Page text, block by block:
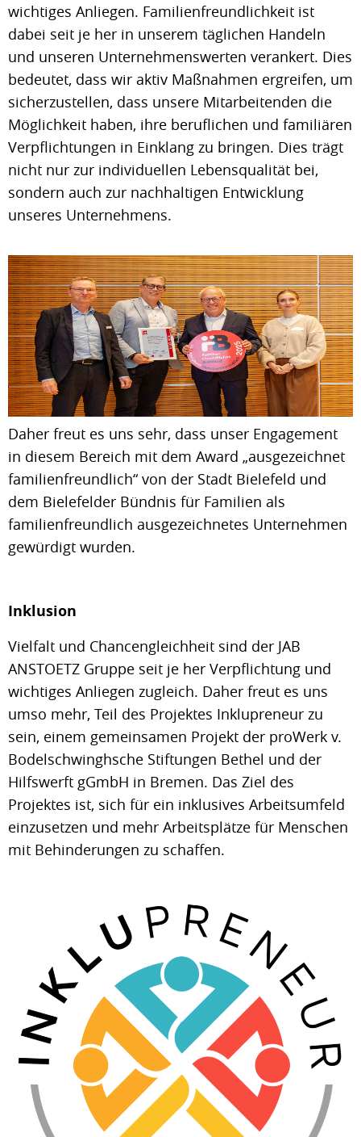
wichtiges Anliegen. Familienfreundlichkeit ist
dabei seit je her in unserem täglichen Handeln
und unseren Unternehmenswerten verankert. Dies
bedeutet, dass wir aktiv Maßnahmen ergreifen, um
sicherzustellen, dass unsere Mitarbeitenden die
Möglichkeit haben, ihre beruflichen und familiären
Verpflichtungen in Einklang zu bringen. Dies trägt
nicht nur zur individuellen Lebensqualität bei,
sondern auch zur nachhaltigen Entwicklung
unseres Unternehmens.
Daher freut es uns sehr, dass unser Engagement
in diesem Bereich mit dem Award „ausgezeichnet
familienfreundlich“ von der Stadt Bielefeld und
dem Bielefelder Bündnis für Familien als
familienfreundlich ausgezeichnetes Unternehmen
gewürdigt wurden.
Inklusion
Vielfalt und Chancengleichheit sind der JAB
ANSTOETZ Gruppe seit je her Verpflichtung und
wichtiges Anliegen zugleich. Daher freut es uns
umso mehr, Teil des Projektes Inklupreneur zu
sein, einem gemeinsamen Projekt der proWerk v.
Bodelschwinghsche Stiftungen Bethel und der
Hilfswerft gGmbH in Bremen. Das Ziel des
Projektes ist, sich für ein inklusives Arbeitsumfeld
einzusetzen und mehr Arbeitsplätze für Menschen
mit Behinderungen zu schaffen.